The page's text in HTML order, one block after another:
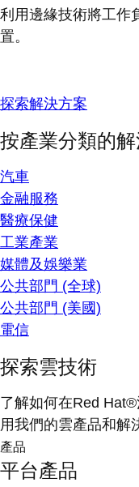
利用邊緣技術將工作
置。
探索解決方案
按產業分類的
汽車
金融服務
醫療保健
工業產業
媒體及娛樂業
公共部門 (全球)
公共部門 (美國)
電信
探索雲技術
了解如何在Red
用我們的雲產品和解
產品
平台產品